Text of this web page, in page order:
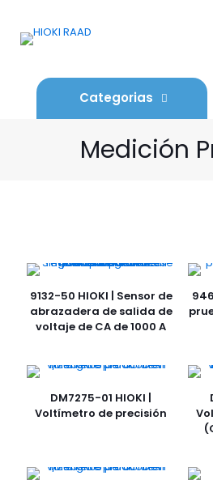
Categorias
Medición
9132-50 HIOKI | Sensor de
abrazadera de salida de
voltaje de CA de 1000 A
DM7275-01 HIOKI |
Voltímetro de precisión